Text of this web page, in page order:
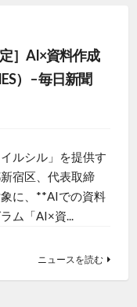
］AI×資料作成
） – 毎日新聞
ルシル」を提供す
宿区、代表取締
に、**AIでの資料
ム「AI×資...
ニュースを読む